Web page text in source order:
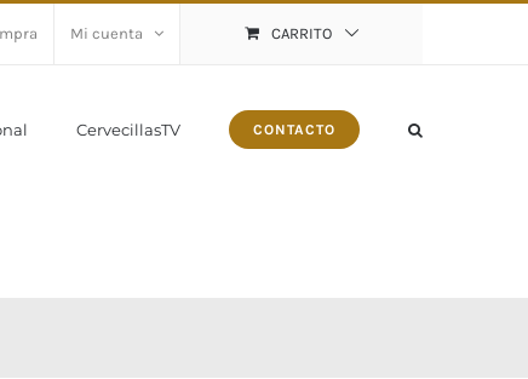
Mi cuenta CARRITO
CervecillasTV CONTACTO